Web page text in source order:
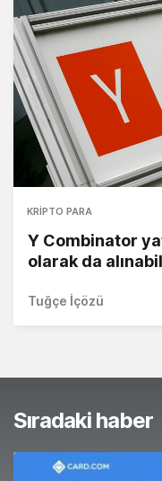
KRIPTO PARA
Y Combinator
olarak da
Tuğçe İçözü
Sıradaki haber